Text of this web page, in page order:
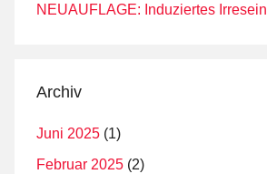
NEUAUFLAGE: Induziertes Irresein
Archiv
Juni 2025 (1)
Februar 2025 (2)